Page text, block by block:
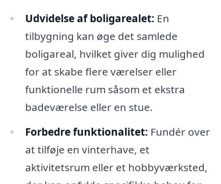
Udvidelse af boligarealet: En
tilbygning kan øge det samlede
boligareal, hvilket giver dig mulighed
for at skabe flere værelser eller
funktionelle rum såsom et ekstra
badeværelse eller en stue.
Forbedre funktionalitet: Fundér over
at tilføje en vinterhave, et
aktivitetsrum eller et hobbyværksted,